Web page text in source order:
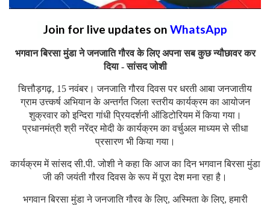
Join for live updates on WhatsApp
भगवान बिरसा मुंडा ने जनजाति गौरव के लिए अपना सब कुछ न्यौछावर कर
दिया - सांसद जोशी
चित्तौड़गढ़, 15 नवंबर। जनजाति गौरव दिवस पर धरती आबा जनजातीय
ग्राम उत्त्कर्ष अभियान के अन्तर्गत जिला स्तरीय कार्यक्रम का आयोजन
शुक्रवार को इन्दिरा गांधी प्रियदर्शनी ऑडिटोरियम में किया गया।
प्रधानमंत्री श्री नरेंद्र मोदी के कार्यक्रम का वर्चुअल माध्यम से सीधा
प्रसारण भी किया गया।
कार्यक्रम में सांसद सी.पी. जोशी ने कहा कि आज का दिन भगवान बिरसा मुंडा
जी की जयंती गौरव दिवस के रूप में पूरा देश मना रहा है।
भगवान बिरसा मुंडा ने जनजाति गौरव के लिए, अस्मिता के लिए, हमारी